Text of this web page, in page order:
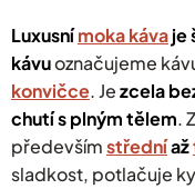
Luxusnímoka kávaje
kávuoznačujeme
konvičce. Jezcela
chutí s plnýmtělem.
předevšímstředníaž
sladkost, potlačuje